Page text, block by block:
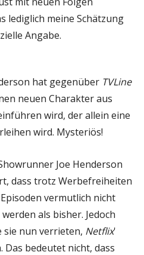
lediglich meine Schätzung
Angabe.
hat gegenüber TVLine
neuen Charakter aus
wird, der allein eine
wird. Mysteriös!
Joe Henderson
dass trotz Werbefreiheiten
vermutlich nicht
als bisher. Jedoch
sie nun verrieten, Netflix'
bedeutet nicht, dass